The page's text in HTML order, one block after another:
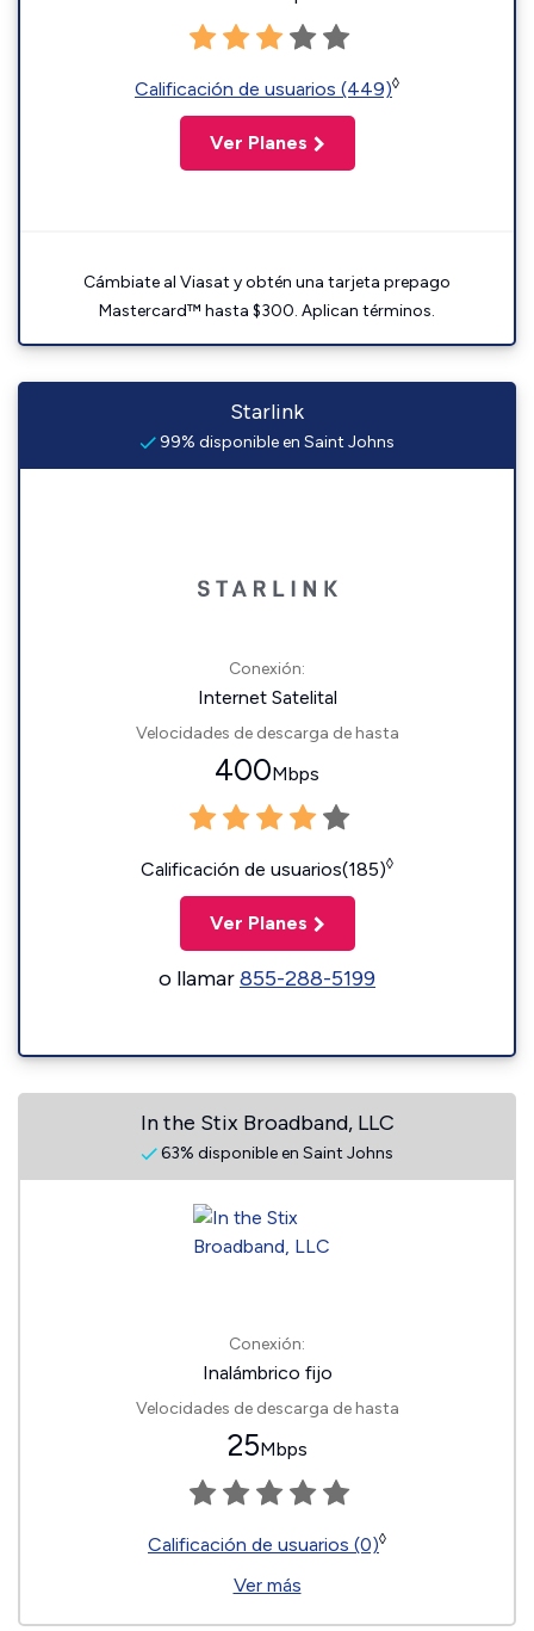
Calificación de usuarios (449)◊
Ver Planes
Cámbiate al Viasat y obtén una tarjeta prepago
Mastercard™ hasta $300. Aplican términos.
Starlink
99% disponible en Saint Johns
Conexión:
Internet Satelital
Velocidades de descarga de hasta
400Mbps
Calificación de usuarios(185)◊
Ver Planes
o llamar855-288-5199
In the Stix Broadband, LLC
63% disponible en Saint Johns
Conexión:
Inalámbrico fijo
Velocidades de descarga de hasta
25Mbps
Calificación de usuarios (0)◊
Ver más